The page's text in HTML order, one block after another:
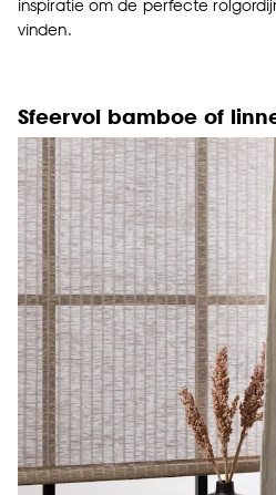
inspiratie om de perfecte
vinden.
Sfeervol bamboe of